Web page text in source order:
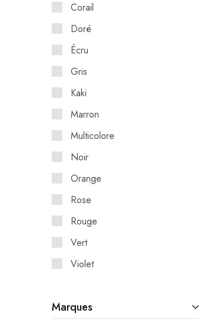
Corail
Doré
Écru
Gris
Kaki
Marron
Multicolore
Noir
Orange
Rose
Rouge
Vert
Violet
Marques